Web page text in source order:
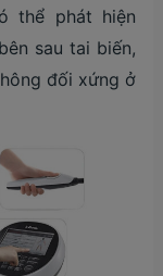
thể phát hiện
sau tai biến,
đối xứng ở